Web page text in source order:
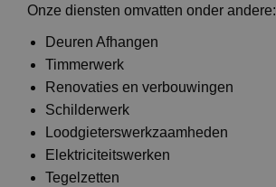
Onze diensten omvatten onder andere:
Deuren Afhangen
Timmerwerk
Renovaties en verbouwingen
Schilderwerk
Loodgieterswerkzaamheden
Elektriciteitswerken
Tegelzetten